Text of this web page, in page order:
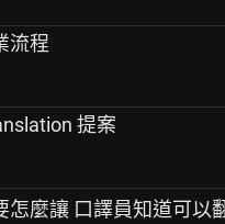
流程
提案
怎麼讓 口譯員知道可以